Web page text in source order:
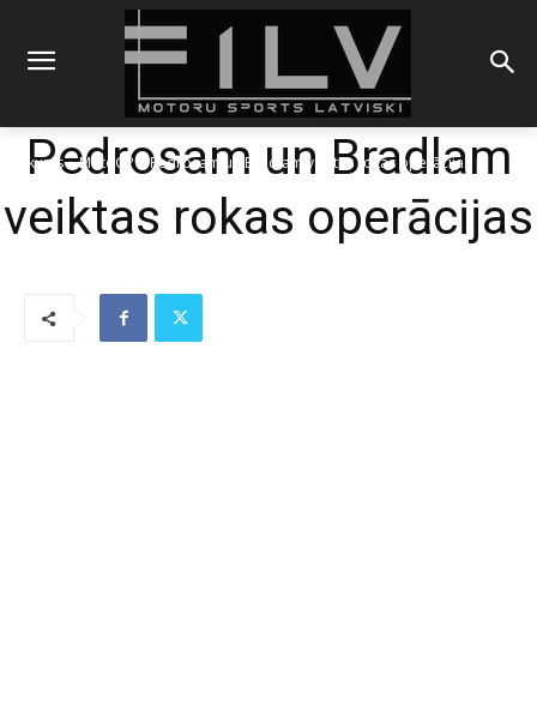
Sākums MotoGP Pedrosam un Bradlam veiktas rokas operācijas
Pedrosam un Bradlam
veiktas rokas operācijas